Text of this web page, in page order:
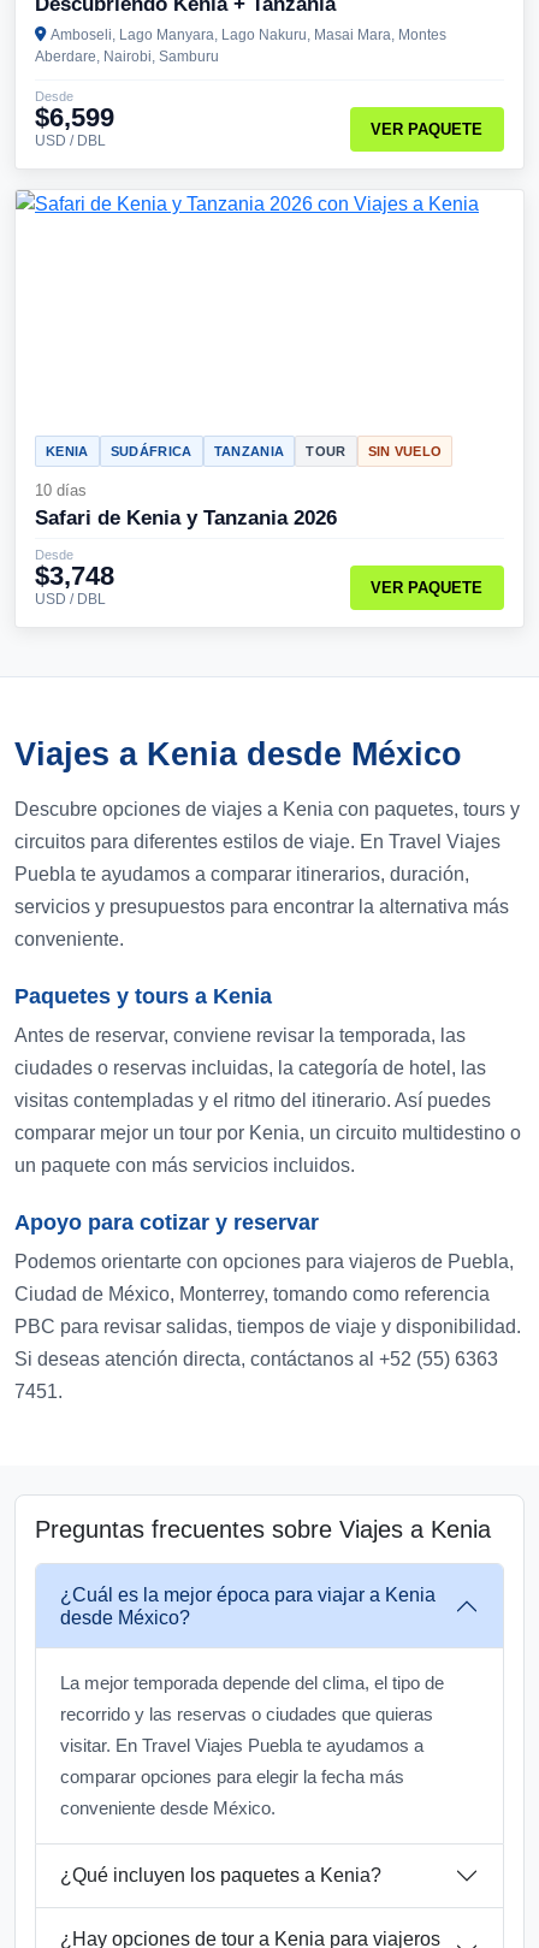
Amboseli, Lago Manyara, Lago Nakuru, Masai Mara, Montes
Aberdare, Nairobi, Samburu
Desde
$6,599
USD / DBL
VER PAQUETE
KENIA SUDÁFRICA TANZANIA TOUR SIN VUELO
10 días
Safari de Kenia y Tanzania 2026
Desde
$3,748
USD / DBL
VER PAQUETE
Viajes a Kenia desde México
Descubre opciones de viajes a Kenia con paquetes, tours y
circuitos para diferentes estilos de viaje. En Travel Viajes
Puebla te ayudamos a comparar itinerarios, duración,
servicios y presupuestos para encontrar la alternativa más
conveniente.
Paquetes y tours a Kenia
Antes de reservar, conviene revisar la temporada, las
ciudades o reservas incluidas, la categoría de hotel, las
visitas contempladas y el ritmo del itinerario. Así puedes
comparar mejor un tour por Kenia, un circuito multidestino o
un paquete con más servicios incluidos.
Apoyo para cotizar y reservar
Podemos orientarte con opciones para viajeros de Puebla,
Ciudad de México, Monterrey, tomando como referencia
PBC para revisar salidas, tiempos de viaje y disponibilidad.
Si deseas atención directa, contáctanos al +52 (55) 6363
7451.
Preguntas frecuentes sobre Viajes a Kenia
¿Cuál es la mejor época para viajar a Kenia
desde México?
La mejor temporada depende del clima, el tipo de
recorrido y las reservas o ciudades que quieras
visitar. En Travel Viajes Puebla te ayudamos a
comparar opciones para elegir la fecha más
conveniente desde México.
¿Qué incluyen los paquetes a Kenia?
¿Hay opciones de tour a Kenia para viajeros